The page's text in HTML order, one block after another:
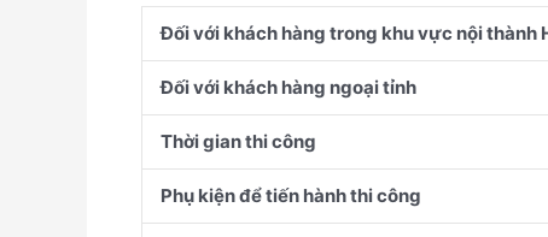
Đối với khách hàng trong khu vực nội thành
Đối với khách hàng ngoại tỉnh
Thời gian thi công
Phụ kiện để tiến hành thi công